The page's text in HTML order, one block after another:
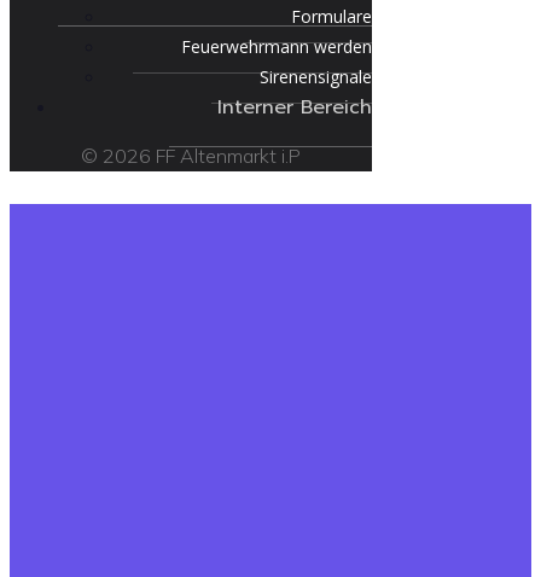
Formulare
Feuerwehrmann werden
Sirenensignale
Interner Bereich
© 2026 FF Altenmarkt i.P